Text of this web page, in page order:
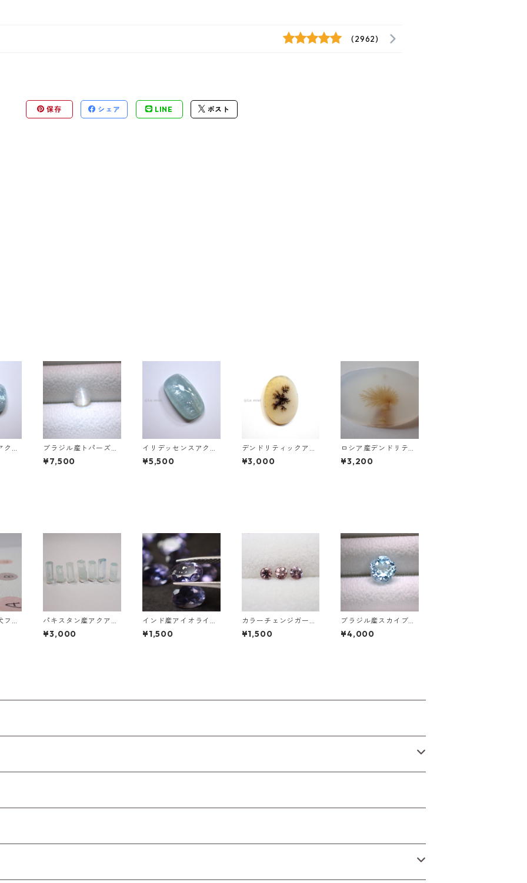
(2962)
保存 シェア LINE ポスト
クア
ブラジル産トパーズキ
ャッツアイ ラウンドカ
ボションルース 1.6ct
¥7,500
イリデッセンスアクア
マリン 21.9ct 24.7mm
*12.9mm*7.9mm
¥5,500
デンドリティックアゲ
ート ルース 5.2ct 20.
2mm*14.2mm*1.7mm
¥3,000
ロシア産デンドリティ
ックアゲート ラウンド
スライスルース 52.3ct
¥3,200
ロ
パキスタン産アクアマ
リン 原石
¥3,000
インド産アイオライト
サンストーンガチャ 6
x4mm前後 0.4ct前後
¥1,500
カラーチェンジガーネ
ット ラウンドカットル
ース 0.13ct前後 3mm
¥1,500
ブラジル産スカイブル
ートパーズ フラワーカ
ットルース 3.4ct 9.0
¥4,000